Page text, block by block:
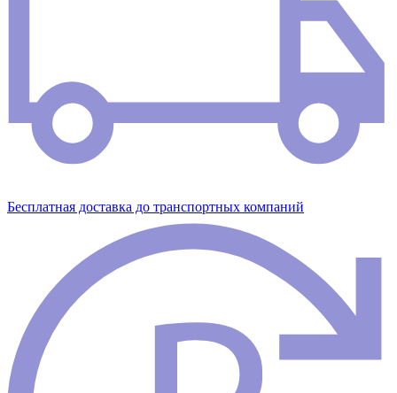
Бесплатная доставка до транспортных компаний